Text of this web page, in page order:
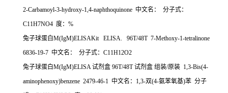
2-Carbamoyl-3-hydroxy-1,4-naphthoquinone 中文名： 分子式：
C11H7NO4 度：%
兔子球蛋白M(IgM)ELISAKit ELISA. 96T/48T 7-Methoxy-1-tetralinone
6836-19-7 中文名： 分子式：C11H12O2
兔子球蛋白M(IgM)ELISA 试剂盒 96T/48T 试剂盒 组装/原装 1,3-Bis(4-
aminophenoxy)benzene 2479-46-1 中文名：1,3-双(4-氨苯氧基)苯 分子